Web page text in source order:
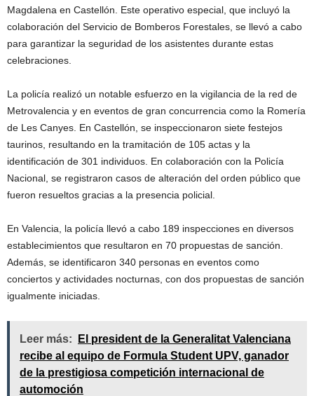
Magdalena en Castellón. Este operativo especial, que incluyó la
colaboración del Servicio de Bomberos Forestales, se llevó a cabo
para garantizar la seguridad de los asistentes durante estas
celebraciones.
La policía realizó un notable esfuerzo en la vigilancia de la red de
Metrovalencia y en eventos de gran concurrencia como la Romería
de Les Canyes. En Castellón, se inspeccionaron siete festejos
taurinos, resultando en la tramitación de 105 actas y la
identificación de 301 individuos. En colaboración con la Policía
Nacional, se registraron casos de alteración del orden público que
fueron resueltos gracias a la presencia policial.
En Valencia, la policía llevó a cabo 189 inspecciones en diversos
establecimientos que resultaron en 70 propuestas de sanción.
Además, se identificaron 340 personas en eventos como
conciertos y actividades nocturnas, con dos propuestas de sanción
igualmente iniciadas.
Leer más:
El president de la Generalitat Valenciana
recibe al equipo de Formula Student UPV, ganador
de la prestigiosa competición internacional de
automoción